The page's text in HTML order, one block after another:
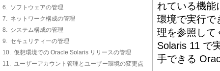
6. ソフトウェアの管理
7. ネットワーク構成の管理
8. システム構成の管理
9. セキュリティーの管理
10. 仮想環境での Oracle Solaris リリースの管理
11. ユーザーアカウント管理とユーザー環境の変更点
れている機能
環境で実行で
理を参照して
Solaris 11 で
手できる